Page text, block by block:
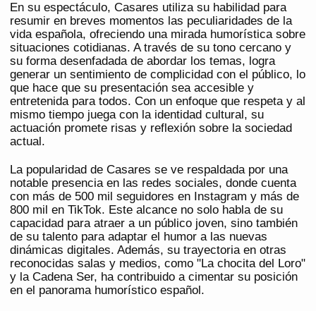
En su espectáculo, Casares utiliza su habilidad para
resumir en breves momentos las peculiaridades de la
vida española, ofreciendo una mirada humorística sobre
situaciones cotidianas. A través de su tono cercano y
su forma desenfadada de abordar los temas, logra
generar un sentimiento de complicidad con el público, lo
que hace que su presentación sea accesible y
entretenida para todos. Con un enfoque que respeta y al
mismo tiempo juega con la identidad cultural, su
actuación promete risas y reflexión sobre la sociedad
actual.
La popularidad de Casares se ve respaldada por una
notable presencia en las redes sociales, donde cuenta
con más de 500 mil seguidores en Instagram y más de
800 mil en TikTok. Este alcance no solo habla de su
capacidad para atraer a un público joven, sino también
de su talento para adaptar el humor a las nuevas
dinámicas digitales. Además, su trayectoria en otras
reconocidas salas y medios, como "La chocita del Loro"
y la Cadena Ser, ha contribuido a cimentar su posición
en el panorama humorístico español.